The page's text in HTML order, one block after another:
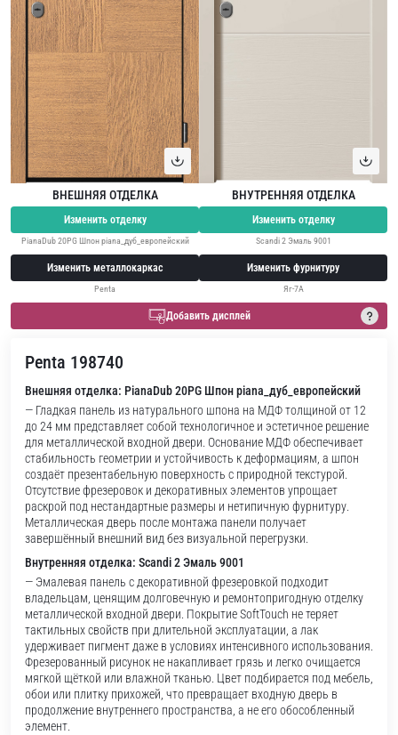
ВНЕШНЯЯ ОТДЕЛКА
Изменить отделку
PianaDub 20PG Шпон piana_дуб_европейский
Изменить металлокаркас
Penta
ВНУТРЕННЯЯ ОТДЕЛКА
Изменить отделку
Scandi 2 Эмаль 9001
Изменить фурнитуру
Яг-7А
Добавить дисплей
Penta 198740
Внешняя отделка: PianaDub 20PG Шпон piana_дуб_европейский
— Гладкая панель из натурального шпона на МДФ толщиной от 12
до 24 мм представляет собой технологичное и эстетичное решение
для металлической входной двери. Основание МДФ обеспечивает
стабильность геометрии и устойчивость к деформациям, а шпон
создаёт презентабельную поверхность с природной текстурой.
Отсутствие фрезеровок и декоративных элементов упрощает
раскрой под нестандартные размеры и нетипичную фурнитуру.
Металлическая дверь после монтажа панели получает
завершённый внешний вид без визуальной перегрузки.
Внутренняя отделка: Scandi 2 Эмаль 9001
— Эмалевая панель с декоративной фрезеровкой подходит
владельцам, ценящим долговечную и ремонтопригодную отделку
металлической входной двери. Покрытие SoftTouch не теряет
тактильных свойств при длительной эксплуатации, а лак
удерживает пигмент даже в условиях интенсивного использования.
Фрезерованный рисунок не накапливает грязь и легко очищается
мягкой щёткой или влажной тканью. Цвет подбирается под мебель,
обои или плитку прихожей, что превращает входную дверь в
продолжение внутреннего пространства, а не его обособленный
элемент.